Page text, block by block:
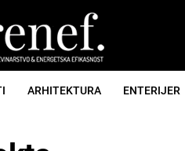
ARHITEKTURA ENTERIJER